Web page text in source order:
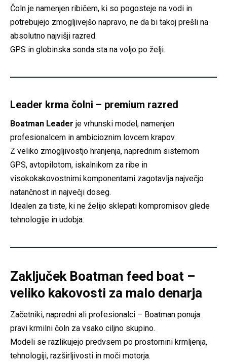
Čoln je namenjen ribičem, ki so pogosteje na vodi in
potrebujejo zmogljivejšo napravo, ne da bi takoj prešli na
absolutno najvišji razred.
GPS in globinska sonda sta na voljo po želji.
Leader krma čolni – premium razred
Boatman Leader je vrhunski model, namenjen
profesionalcem in ambicioznim lovcem krapov.
Z veliko zmogljivostjo hranjenja, naprednim sistemom
GPS, avtopilotom, iskalnikom za ribe in
visokokakovostnimi komponentami zagotavlja največjo
natančnost in največji doseg.
Idealen za tiste, ki ne želijo sklepati kompromisov glede
tehnologije in udobja.
Zaključek Boatman feed boat –
veliko kakovosti za malo denarja
Začetniki, napredni ali profesionalci – Boatman ponuja
pravi krmilni čoln za vsako ciljno skupino.
Modeli se razlikujejo predvsem po prostornini krmljenja,
tehnologiji, razširljivosti in moči motorja.